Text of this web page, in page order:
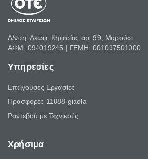
Δ/νση: Λεωφ. Κηφισίας αρ. 99, Μαρούσι
ΑΦΜ: 094019245 | ΓΕΜΗ: 001037501000
Υπηρεσίες
Επείγουσες Εργασίες
Προσφορές 11888 giaola
Ραντεβού με Τεχνικούς
Χρήσιμα